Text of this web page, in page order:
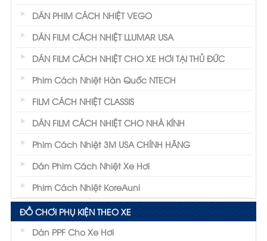
DÁN PHIM CÁCH NHIỆT VEGO
DÁN FILM CÁCH NHIỆT LLUMAR USA
DÁN FILM CÁCH NHIỆT CHO XE HƠI TẠI THỦ ĐỨC
Phim Cách Nhiệt Hàn Quốc NTECH
FILM CÁCH NHIỆT CLASSIS
DÁN FILM CÁCH NHIỆT CHO NHÀ KÍNH
Phim Cách Nhiệt 3M USA CHÍNH HÃNG
Dán Phim Cách Nhiệt Xe Hơi
Phim Cách Nhiệt KoreAuni
ĐỒ CHƠI PHỤ KIỆN THEO XE
Dán PPF Cho Xe Hơi